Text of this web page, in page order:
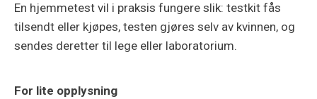
En hjemmetest vil i praksis fungere slik: testkit fås
tilsendt eller kjøpes, testen gjøres selv av kvinnen, og
sendes deretter til lege eller laboratorium.
For lite opplysning